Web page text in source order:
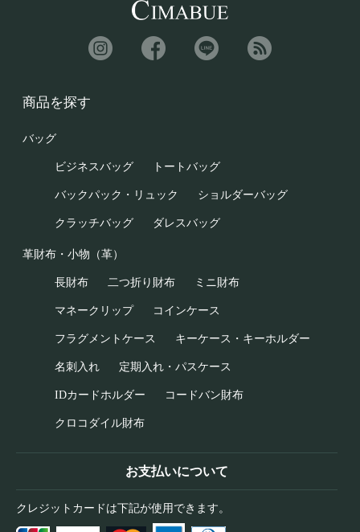
商品を探す
バッグ
ビジネスバッグ トートバッグ
バックパック・リュック ショルダーバッグ
クラッチバッグ ダレスバッグ
革財布・小物（革）
長財布 二つ折り財布 ミニ財布
マネークリップ コインケース
フラグメントケース キーケース・キーホルダー
名刺入れ 定期入れ・パスケース
IDカードホルダー コードバン財布
クロコダイル財布
お支払いについて
クレジットカードは下記が使用できます。